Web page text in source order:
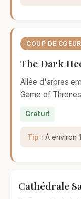
COUP DE COEUR
The Dark
Allée d'arbres
Game of
Gratuit
Tip : À environ
Cathédrale